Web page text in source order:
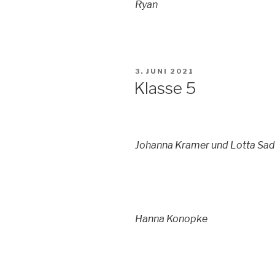
Ryan
VERÖFFENTLICHT
3. JUNI 2021
Klasse 5
Johanna Kramer und Lotta
Hanna Konopke